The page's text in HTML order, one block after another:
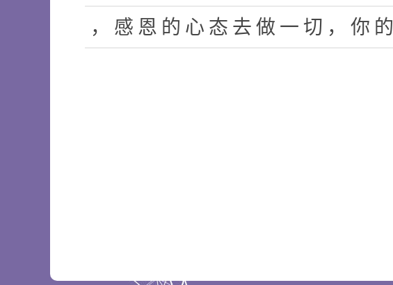
，
感 恩 的 心 态 去 做 一 切 ， 你 的